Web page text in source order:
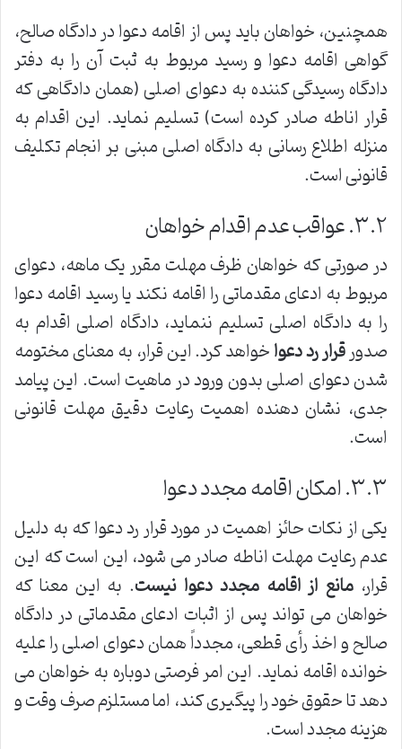
همچنین، خواهان باید پس از اقامه دعوا در دادگاه صالح،
گواهی اقامه دعوا و رسید مربوط به ثبت آن را به دفتر
دادگاه رسیدگی کننده به دعوای اصلی (همان دادگاهی که
قرار اناطه صادر کرده است) تسلیم نماید. این اقدام به
منزله اطلاع رسانی به دادگاه اصلی مبنی بر انجام تکلیف
قانونی است.
۳.۲. عواقب عدم اقدام خواهان
در صورتی که خواهان ظرف مهلت مقرر یک ماهه، دعوای
مربوط به ادعای مقدماتی را اقامه نکند یا رسید اقامه دعوا
را به دادگاه اصلی تسلیم ننماید، دادگاه اصلی اقدام به
صدورقرار رد دعواخواهد کرد. این قرار، به معنای مختومه
شدن دعوای اصلی بدون ورود در ماهیت است. این پیامد
جدی، نشان دهنده اهمیت رعایت دقیق مهلت قانونی
است.
۳.۳. امکان اقامه مجدد دعوا
یکی از نکات حائز اهمیت در مورد قرار رد دعوا که به دلیل
عدم رعایت مهلت اناطه صادر می شود، این است که این
قرار، مانع از اقامه مجدد دعوا نیست. به این معنا که
خواهان می تواند پس از اثبات ادعای مقدماتی در دادگاه
صالح و اخذ رأی قطعی، مجدداً همان دعوای اصلی را علیه
خوانده اقامه نماید. این امر فرصتی دوباره به خواهان می
دهد تا حقوق خود را پیگیری کند، اما مستلزم صرف وقت و
هزینه مجدد است.